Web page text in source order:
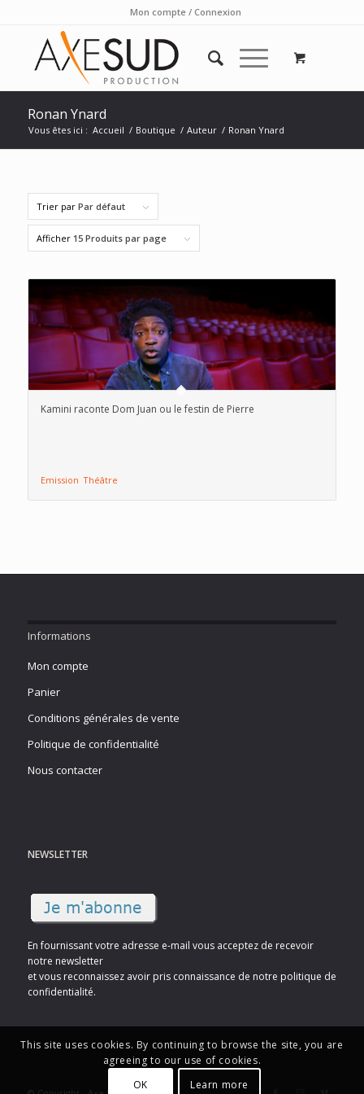
Mon compte / Connexion
Ronan Ynard
Vous êtes ici : Accueil / Boutique / Auteur / Ronan Ynard
Trier par Par défaut
Afficher 15 Produits par page
Kamini raconte Dom Juan ou le festin de Pierre
Emission Théâtre
Informations
Mon compte
Panier
Conditions générales de vente
Politique de confidentialité
Nous contacter
NEWSLETTER
En fournissant votre adresse e-mail vous acceptez de recevoir
notre newsletter
et vous reconnaissez avoir pris connaissance de notre politique de
confidentialité.
This site uses cookies. By continuing to browse the site, you are
agreeing to our use of cookies.
OK
Learn more